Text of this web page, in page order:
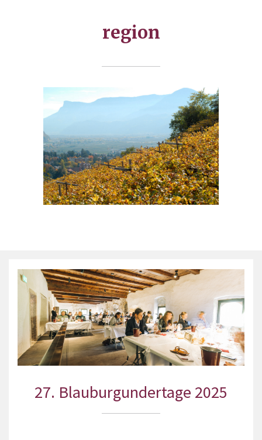
region
27. Blauburgundertage 2025